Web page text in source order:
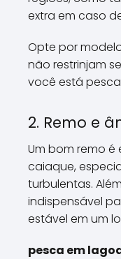
extra em caso
Opte por
não restrinjam
você está
2. Remo e
Um bom remo é
caiaque,
turbulentas.
indispensável
estável em um
pesca em